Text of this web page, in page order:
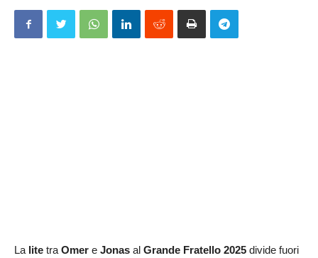
La lite traOmer e Jonas al Grande Fratello 2025 divide fuori